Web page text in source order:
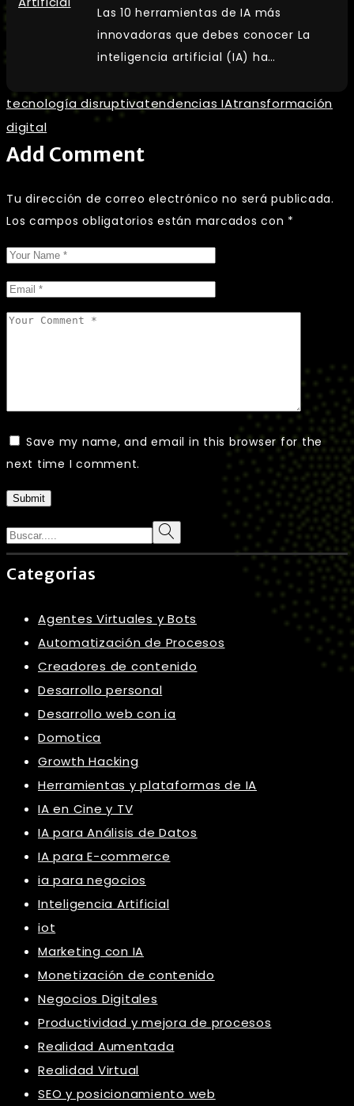
Las 10 herramientas de IA más
innovadoras que debes conocer La
inteligencia artificial (IA) ha…
tecnología disruptivatendencias IAtransformación
digital
Add Comment
Tu dirección de correo electrónico no será publicada.
Los campos obligatorios están marcados con *
Save my name, and email in this browser for the
next time I comment.
Submit
Search
Categorias
Agentes Virtuales y Bots
Automatización de Procesos
Creadores de contenido
Desarrollo personal
Desarrollo web con ia
Domotica
Growth Hacking
Herramientas y plataformas de IA
IA en Cine y TV
IA para Análisis de Datos
IA para E-commerce
ia para negocios
Inteligencia Artificial
iot
Marketing con IA
Monetización de contenido
Negocios Digitales
Productividad y mejora de procesos
Realidad Aumentada
Realidad Virtual
SEO y posicionamiento web